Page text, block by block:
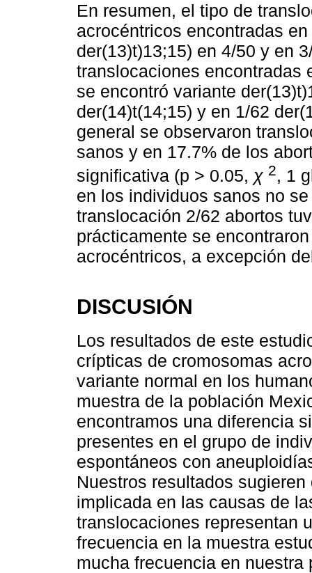
En resumen, el tipo de
acrocéntricos encontradas
der(13)t)13;15) en 4/50 y en
translocaciones encontradas
se encontró variante
der(14)t(14;15) y en 1/62
general se observaron
sanos y en 17.7% de los
significativa (p > 0.05, χ 2, 1
en los individuos sanos no
translocación 2/62 abortos
prácticamente se
acrocéntricos, a excepción
DISCUSIÓN
Los resultados de este
crípticas de cromosomas
variante normal en los
muestra de la población
encontramos una diferencia
presentes en el grupo de
espontáneos con
Nuestros resultados
implicada en las causas de
translocaciones representan
frecuencia en la muestra
mucha frecuencia en nuestra